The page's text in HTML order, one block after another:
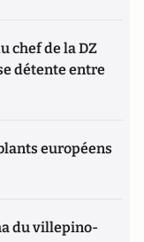
chef de la DZ
détente entre
européens
du villepino-